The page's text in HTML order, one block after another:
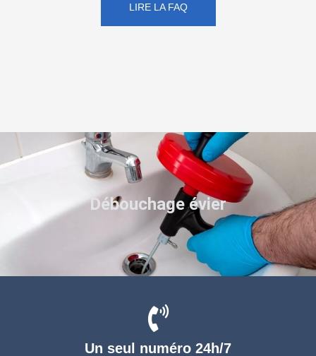
LIRE LA FAQ
Un seul numéro 24h/7
Débouchage évier